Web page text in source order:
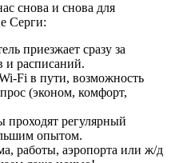
снова и снова для
Серги:
приезжает сразу за
и расписаний.
Fi в пути, возможность
(эконом, комфорт,
проходят регулярный
опытом.
работы, аэропорта или ж/д